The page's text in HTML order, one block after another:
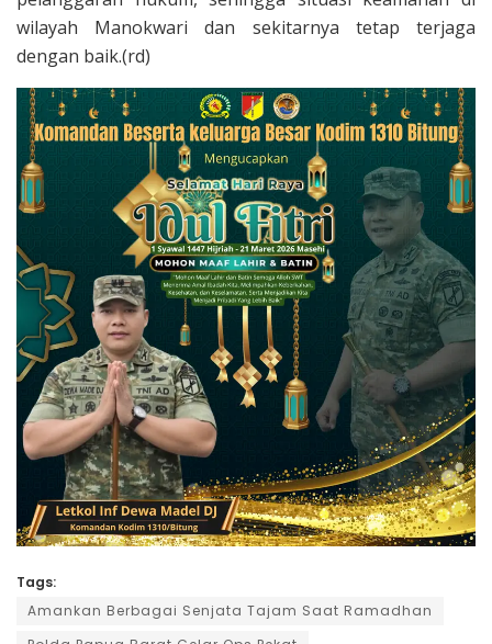
wilayah Manokwari dan sekitarnya tetap terjaga
dengan baik.(rd)
Tags:
Amankan Berbagai Senjata Tajam Saat Ramadhan